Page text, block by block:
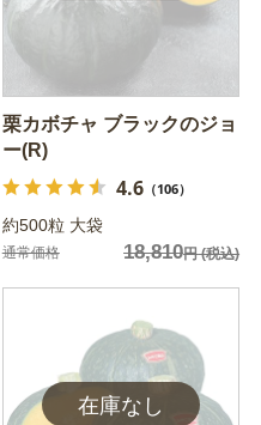
栗カボチャ ブラックのジョ
ー(R)
4.6（106）
約500粒 大袋
通常価格 18,810円(税込)